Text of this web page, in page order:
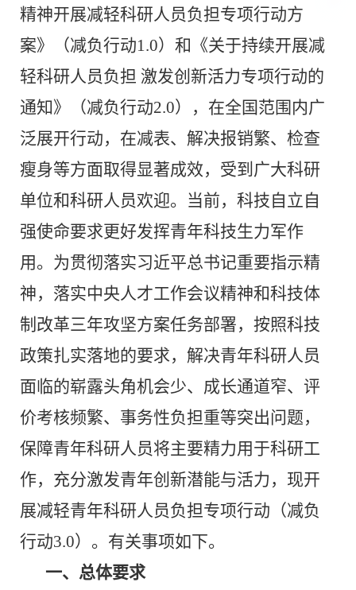
精神开展减轻科研人员负担专项行动方
案》（减负行动1.0）和《关于持续开展减
轻科研人员负担 激发创新活力专项行动的
通知》（减负行动2.0），在全国范围内广
泛展开行动，在减表、解决报销繁、检查
瘦身等方面取得显著成效，受到广大科研
单位和科研人员欢迎。当前，科技自立自
强使命要求更好发挥青年科技生力军作
用。为贯彻落实习近平总书记重要指示精
神，落实中央人才工作会议精神和科技体
制改革三年攻坚方案任务部署，按照科技
政策扎实落地的要求，解决青年科研人员
面临的崭露头角机会少、成长通道窄、评
价考核频繁、事务性负担重等突出问题，
保障青年科研人员将主要精力用于科研工
作，充分激发青年创新潜能与活力，现开
展减轻青年科研人员负担专项行动（减负
行动3.0）。有关事项如下。
一、总体要求